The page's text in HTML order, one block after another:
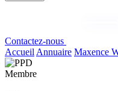
Contactez-nous
Accueil Annuaire Maxence
Membre